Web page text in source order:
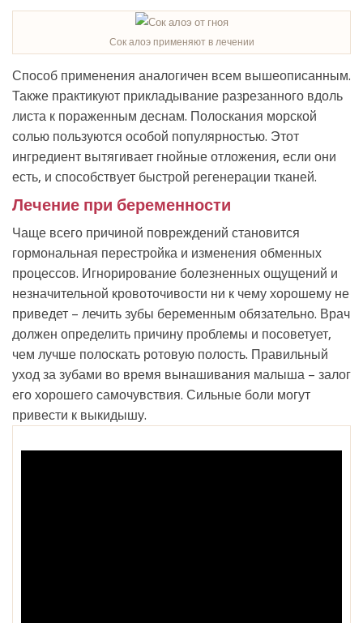
Сок алоэ применяют в лечении
Способ применения аналогичен всем вышеописанным.
Также практикуют прикладывание разрезанного вдоль
листа к пораженным деснам. Полоскания морской
солью пользуются особой популярностью. Этот
ингредиент вытягивает гнойные отложения, если они
есть, и способствует быстрой регенерации тканей.
Лечение при беременности
Чаще всего причиной повреждений становится
гормональная перестройка и изменения обменных
процессов. Игнорирование болезненных ощущений и
незначительной кровоточивости ни к чему хорошему не
приведет – лечить зубы беременным обязательно. Врач
должен определить причину проблемы и посоветует,
чем лучше полоскать ротовую полость. Правильный
уход за зубами во время вынашивания малыша – залог
его хорошего самочувствия. Сильные боли могут
привести к выкидышу.